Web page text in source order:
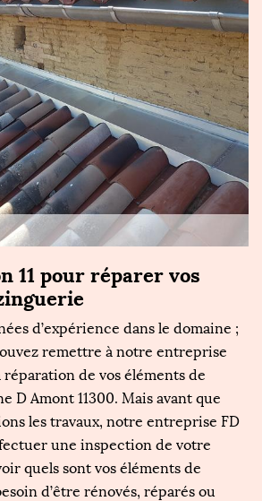
11 pour réparer vos
d’expérience dans le domaine ;
remettre à notre entreprise
réparation de vos éléments de
D Amont 11300. Mais avant que
les travaux, notre entreprise FD
une inspection de votre
quels sont vos éléments de
d’être rénovés, réparés ou